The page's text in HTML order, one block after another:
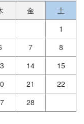
金
土
1
7
8
14
15
21
22
28